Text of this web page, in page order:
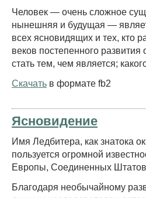
Человек — очень сложное
нынешняя и будущая —
всех ясновидящих и тех, кто
веков постепенного
стать тем, чем является;
Скачать в формате fb2
Ясновидение
Имя Ледбитера, как знатока
пользуется огромной
Европы, Соединенных
Благодаря необычайному